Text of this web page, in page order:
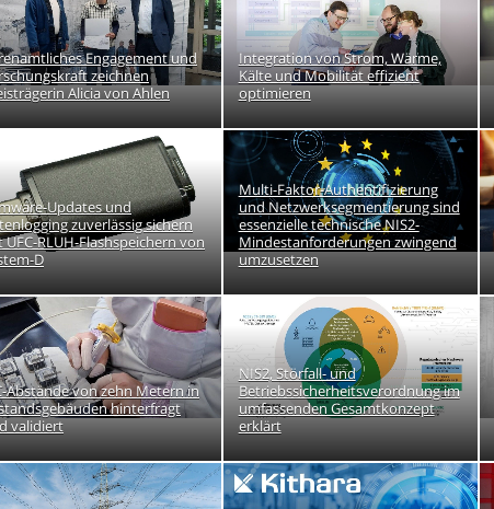
Engagement und
zeichnen
Alicia von Ahlen
Integration von Strom, Wärme,
Kälte und Mobilität effizient
optimieren
Updates und
zuverlässig sichern
UFC-RLUH-Flashspeichern von
D
Multi-Faktor-Authentifizierung
und Netzwerksegmentierung sind
essenzielle technische NIS2-
Mindestanforderungen zwingend
umzusetzen
Abstände von zehn Metern in
hinterfragt
validiert
NIS2, Störfall- und
Betriebssicherheitsverordnung im
umfassenden Gesamtkonzept
erklärt